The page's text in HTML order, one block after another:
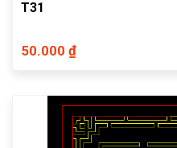
T31
50.000 ₫